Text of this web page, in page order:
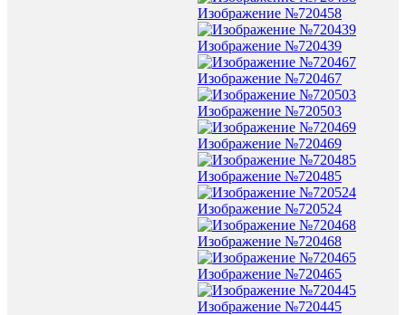
Изображение №720458
Изображение №720439
Изображение №720467
Изображение №720503
Изображение №720469
Изображение №720485
Изображение №720524
Изображение №720468
Изображение №720465
Изображение №720445